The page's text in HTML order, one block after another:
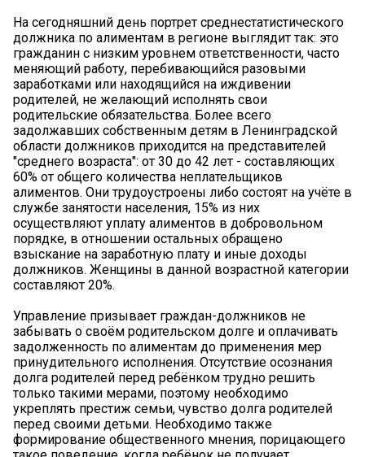
На сегодняшний день портрет среднестатистического
должника по алиментам в регионе выглядит так: это
гражданин с низким уровнем ответственности, часто
меняющий работу, перебивающийся разовыми
заработками или находящийся на иждивении
родителей, не желающий исполнять свои
родительские обязательства. Более всего
задолжавших собственным детям в Ленинградской
области должников приходится на представителей
"среднего возраста": от 30 до 42 лет - составляющих
60% от общего количества неплательщиков
алиментов. Они трудоустроены либо состоят на учёте в
службе занятости населения, 15% из них
осуществляют уплату алиментов в добровольном
порядке, в отношении остальных обращено
взыскание на заработную плату и иные доходы
должников. Женщины в данной возрастной категории
составляют 20%.
Управление призывает граждан-должников не
забывать о своём родительском долге и оплачивать
задолженность по алиментам до применения мер
принудительного исполнения. Отсутствие осознания
долга родителей перед ребёнком трудно решить
только такими мерами, поэтому необходимо
укреплять престиж семьи, чувство долга родителей
перед своими детьми. Необходимо также
формирование общественного мнения, порицающего